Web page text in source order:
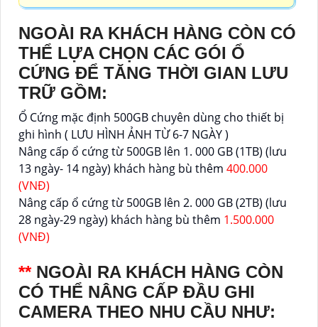
NGOÀI RA KHÁCH HÀNG CÒN CÓ
THỂ LỰA CHỌN CÁC GÓI Ổ
CỨNG ĐỂ TĂNG THỜI GIAN LƯU
TRỮ GỒM:
Ổ Cứng mặc định 500GB chuyên dùng cho thiết bị
ghi hình ( LƯU HÌNH ẢNH TỪ 6-7 NGÀY )
Nâng cấp ổ cứng từ 500GB lên 1. 000 GB (1TB) (lưu
13 ngày- 14 ngày) khách hàng bù thêm 400.000
(VNĐ)
Nâng cấp ổ cứng từ 500GB lên 2. 000 GB (2TB) (lưu
28 ngày-29 ngày) khách hàng bù thêm 1.500.000
(VNĐ)
**NGOÀI RA KHÁCH HÀNG CÒN
CÓ THỂ NÂNG CẤP ĐẦU GHI
CAMERA THEO NHU CẦU NHƯ: